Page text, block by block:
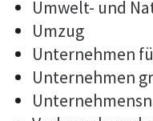
Umwelt- und
Umzug
Unternehmen
Unternehmen